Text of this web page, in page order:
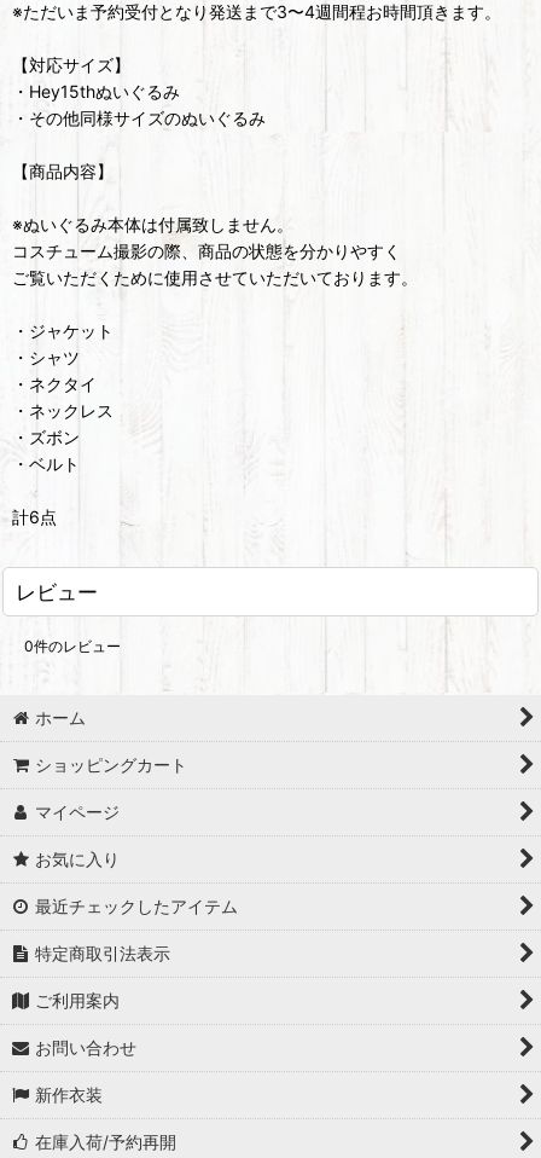
※ただいま予約受付となり発送まで3〜4週間程お時間頂きます。
【対応サイズ】
・Hey15thぬいぐるみ
・その他同様サイズのぬいぐるみ
【商品内容】
※ぬいぐるみ本体は付属致しません。
コスチューム撮影の際、商品の状態を分かりやすく
ご覧いただくために使用させていただいております。
・ジャケット
・シャツ
・ネクタイ
・ネックレス
・ズボン
・ベルト
計6点
レビュー
0件のレビュー
ホーム
ショッピングカート
マイページ
お気に入り
最近チェックしたアイテム
特定商取引法表示
ご利用案内
お問い合わせ
新作衣装
在庫入荷/予約再開